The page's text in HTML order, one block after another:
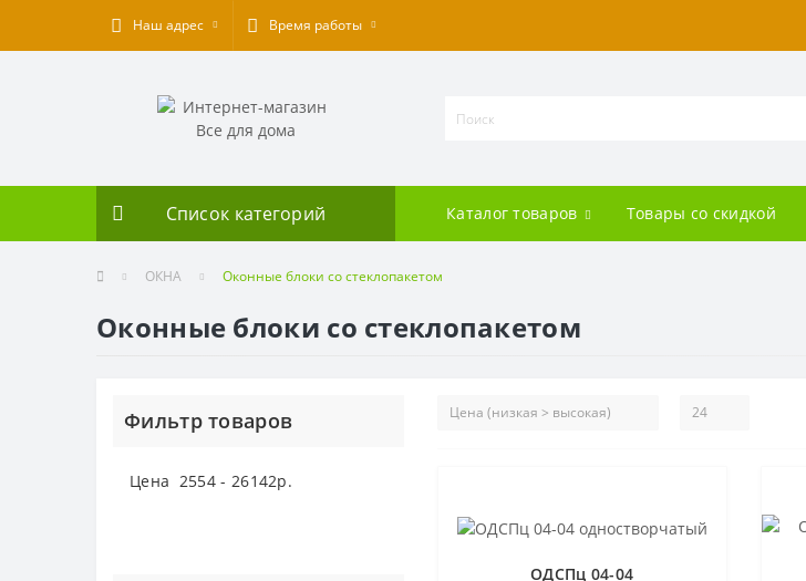
Наш адрес Время работы
Список категорий Каталог товаров Товары со скидкой
ОКНА Оконные блоки со стеклопакетом
Оконные блоки со стеклопакетом
Фильтр товаров
Цена 2554 - 26142р.
ОДСПц 04-04